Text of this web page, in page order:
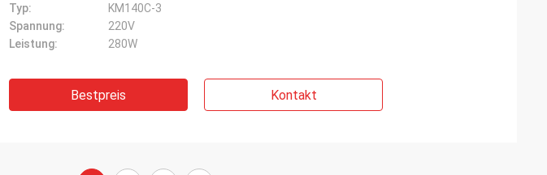
Typ:
KM140C-3
Spannung:
220V
Leistung:
280W
Bestpreis Kontakt